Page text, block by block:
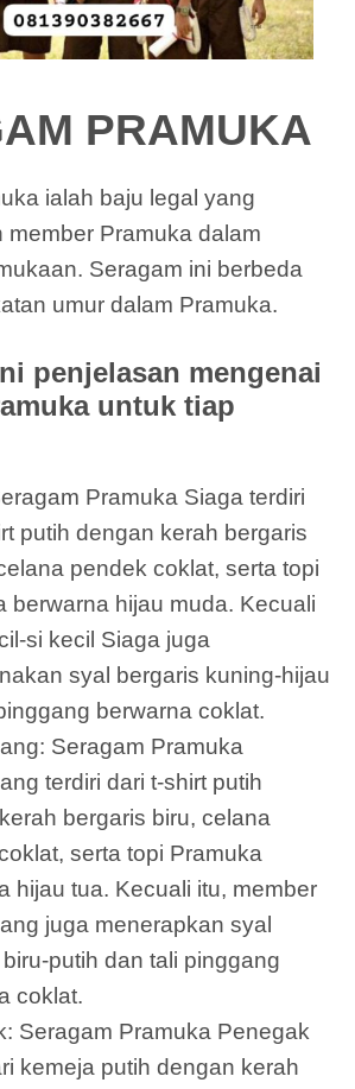
PRAMUKA
ialah baju legal yang
member Pramuka dalam
Seragam ini berbeda
umur dalam Pramuka.
penjelasan mengenai
untuk tiap
Pramuka Siaga terdiri
putih dengan kerah bergaris
pendek coklat, serta topi
berwarna hijau muda. Kecuali
si kecil Siaga juga
syal bergaris kuning-hijau
berwarna coklat.
Seragam Pramuka
terdiri dari t-shirt putih
bergaris biru, celana
serta topi Pramuka
hijau tua. Kecuali itu, member
juga menerapkan syal
biru-putih dan tali pinggang
coklat.
Seragam Pramuka Penegak
kemeja putih dengan kerah